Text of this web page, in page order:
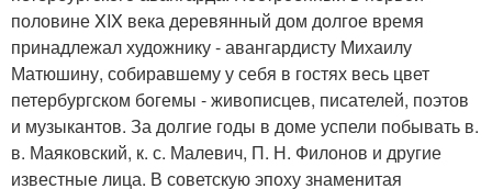
половине XIX века деревянный дом долгое время
принадлежал художнику - авангардисту Михаилу
Матюшину, собиравшему у себя в гостях весь цвет
петербургском богемы - живописцев, писателей, поэтов
и музыкантов. За долгие годы в доме успели побывать в.
в. Маяковский, к. с. Малевич, П. Н. Филонов и другие
известные лица. В советскую эпоху знаменитая